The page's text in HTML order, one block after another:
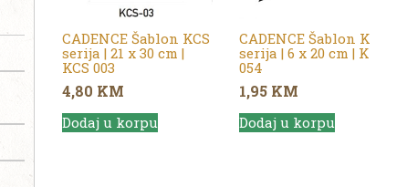
CADENCE Šablon KCS
serija | 21 x 30 cm |
KCS 003
4,80 KM
Dodaj u korpu
CADENCE Šablon K
serija | 6 x 20 cm | K
054
1,95 KM
Dodaj u korpu